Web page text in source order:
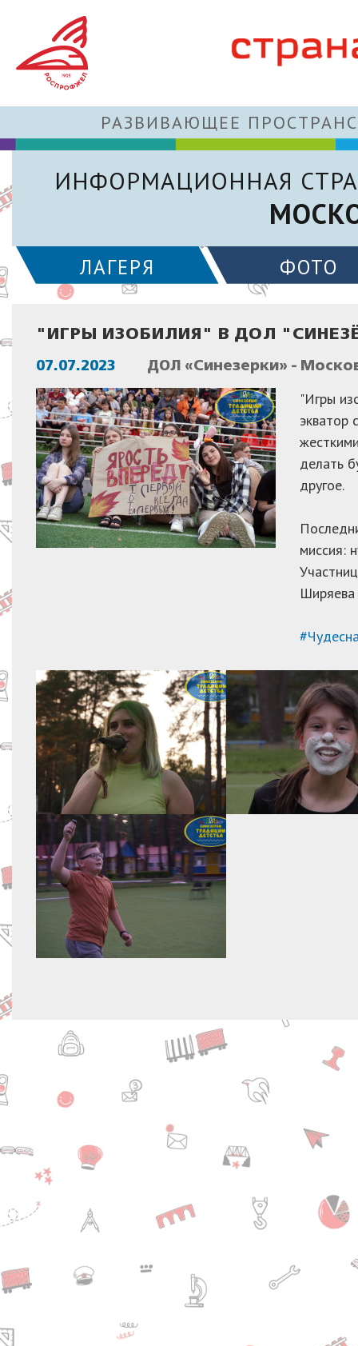
РАЗВИВАЮЩЕЕ
ИНФОРМАЦИОННАЯ
ЛАГЕРЯ ФОТО
"ИГРЫ ИЗОБИЛИЯ" В ДОЛ
07.07.2023 ДОЛ «Синезерки» -
"Игры
экватор
делать
другое.
миссия: